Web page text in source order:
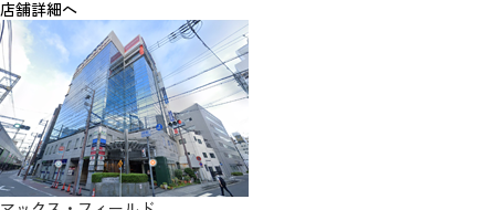
店舗詳細へ